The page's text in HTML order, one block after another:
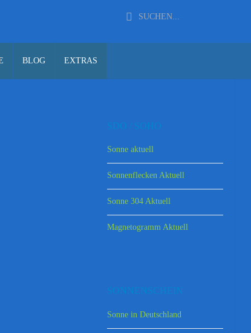
BLOG EXTRAS
SDO / SOHO
Sonne aktuell
Sonnenflecken Aktuell
Sonne 304 Aktuell
Magnetogramm Aktuell
SONNENSCHEIN
Sonne in Deutschland